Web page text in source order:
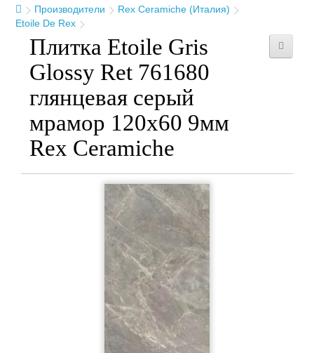
Производители
Rex Ceramiche (Италия)
Etoile De Rex
Плитка Etoile Gris
Glossy Ret 761680
глянцевая серый
мрамор 120x60 9мм
Rex Ceramiche